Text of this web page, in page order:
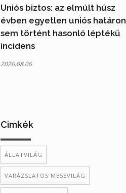
Uniós biztos: az elmúlt húsz
évben egyetlen uniós határon
sem történt hasonló léptékű
incidens
2026.08.06
Cimkék
ÁLLATVILÁG
VARÁZSLATOS MESEVILÁG